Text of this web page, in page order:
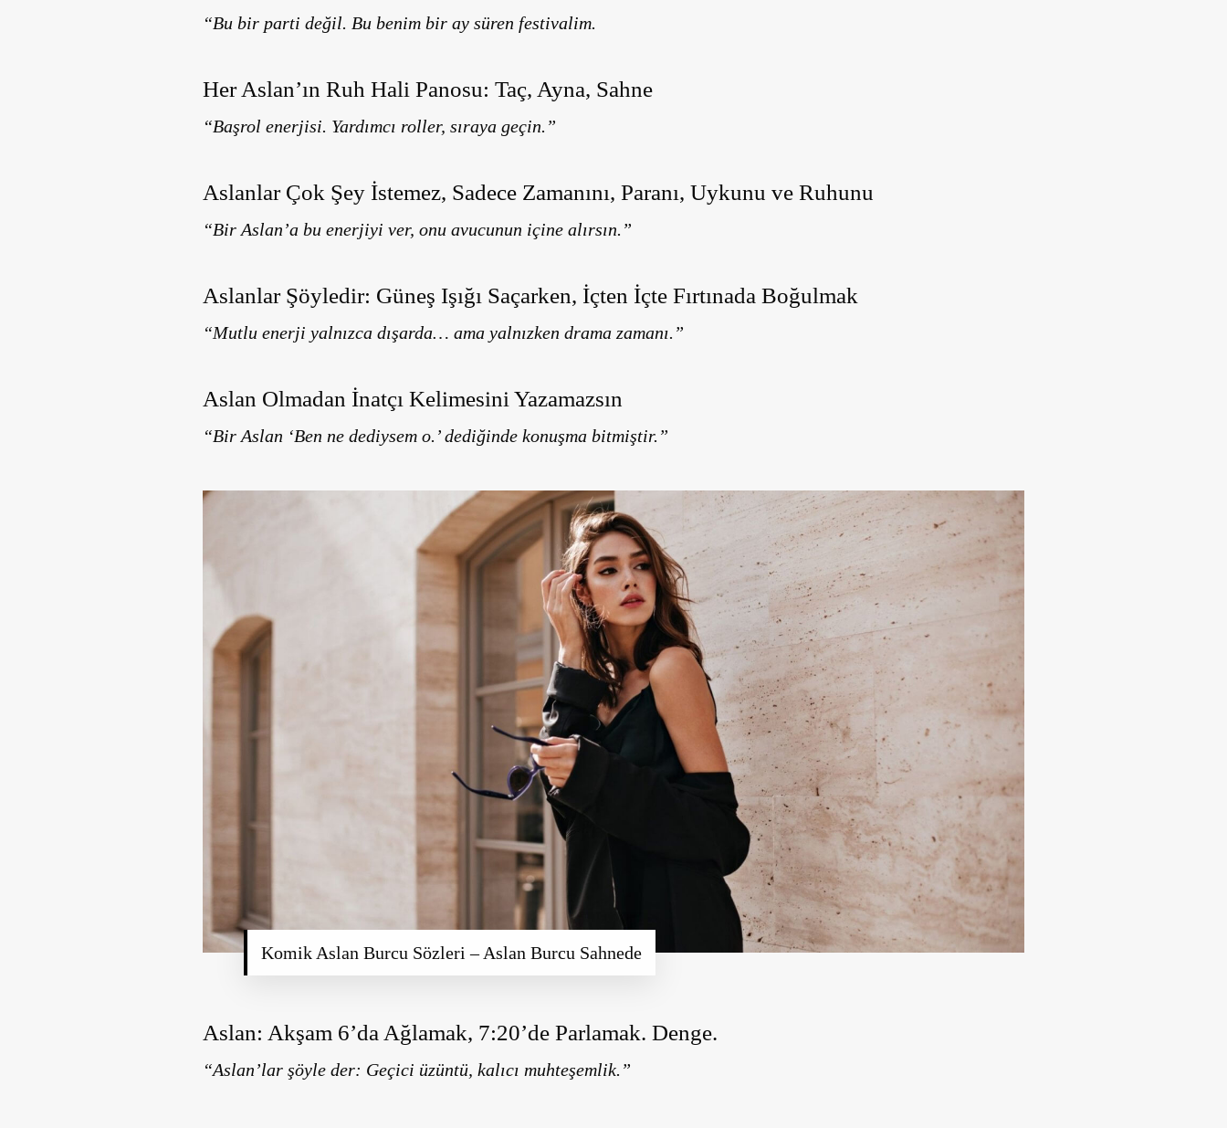
“Bu bir parti değil. Bu benim bir ay süren festivalim.
Her Aslan’ın Ruh Hali Panosu: Taç, Ayna, Sahne
“Başrol enerjisi. Yardımcı roller, sıraya geçin.”
Aslanlar Çok Şey İstemez, Sadece Zamanını, Paranı, Uykunu ve Ruhunu
“Bir Aslan’a bu enerjiyi ver, onu avucunun içine alırsın.”
Aslanlar Şöyledir: Güneş Işığı Saçarken, İçten İçte Fırtınada Boğulmak
“Mutlu enerji yalnızca dışarda… ama yalnızken drama zamanı.”
Aslan Olmadan İnatçı Kelimesini Yazamazsın
“Bir Aslan ‘Ben ne dediysem o.’ dediğinde konuşma bitmiştir.”
Komik Aslan Burcu Sözleri – Aslan Burcu Sahnede
Aslan: Akşam 6’da Ağlamak, 7:20’de Parlamak. Denge.
“Aslan’lar şöyle der: Geçici üzüntü, kalıcı muhteşemlik.”